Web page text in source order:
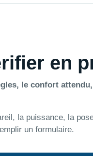
en
le confort
la puissance, la
un formulaire.